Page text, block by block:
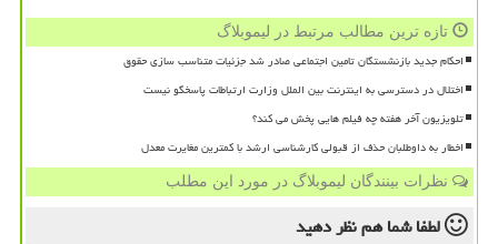
تازه ترین مطالب مرتبط در لیموبلاگ
احکام جدید بازنشستگان تامین اجتماعی صادر شد جزئیات متناسب سازی حقوق
اختلال در دسترسی به اینترنت بین الملل وزارت ارتباطات پاسخگو نیست
تلویزیون آخر هفته چه فیلم هایی پخش می کند؟
اخطار به داوطلبان حذف از قبولی کارشناسی ارشد با کمترین مغایرت معدل
نظرات بینندگان لیموبلاگ در مورد این مطلب
لطفا شما همنظر دهید